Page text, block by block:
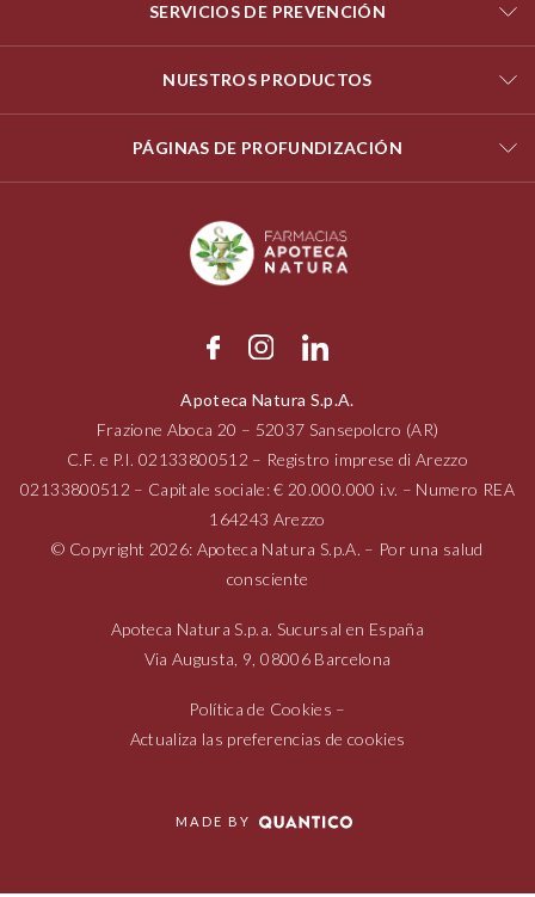
SERVICIOS DE PREVENCIÓN
NUESTROS PRODUCTOS
PÁGINAS DE PROFUNDIZACIÓN
Apoteca Natura S.p.A.
Frazione Aboca 20 – 52037 Sansepolcro (AR)
C.F. e P.I.02133800512 – Registro imprese di Arezzo
02133800512 – Capitale sociale: € 20.000.000 i.v. – Numero REA
164243 Arezzo
© Copyright 2026: Apoteca Natura S.p.A. – Por una salud
consciente
Apoteca Natura S.p.a. Sucursal en España
Via Augusta, 9, 08006Barcelona
Política de Cookies –
Actualiza las preferencias de cookies
MADE BY